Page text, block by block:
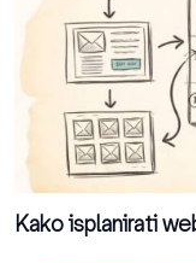
Kako isplanirati